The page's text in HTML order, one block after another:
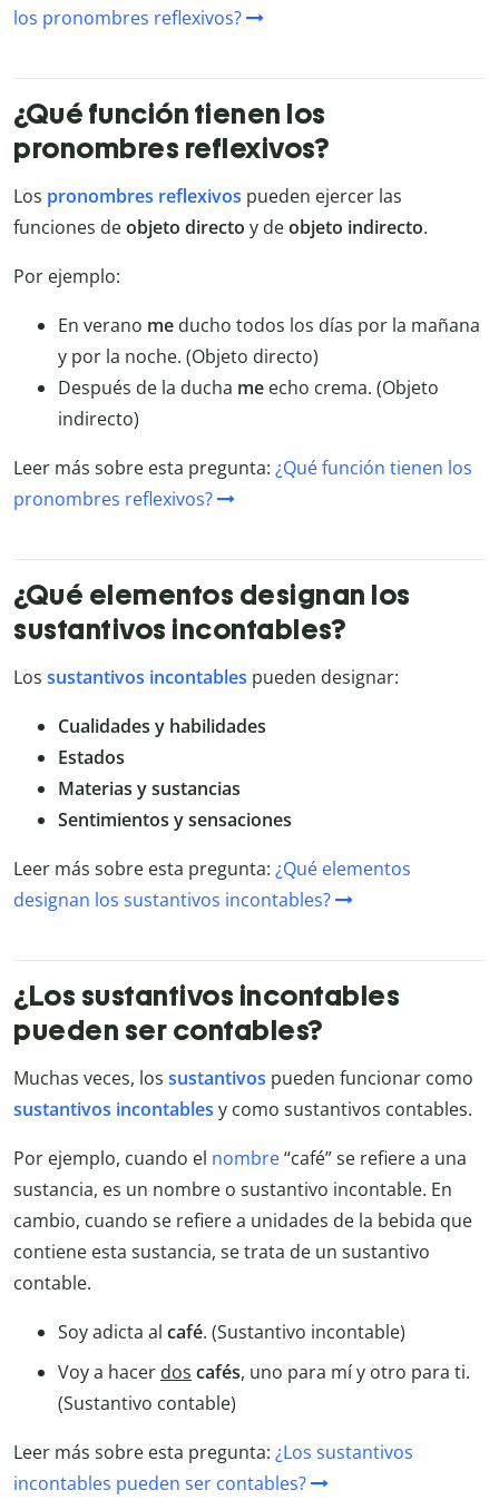
los pronombres reflexivos?
¿Qué función tienen los
pronombres reflexivos?
Los pronombres reflexivos pueden ejercer las
funciones deobjeto directo y deobjeto indirecto.
Por ejemplo:
En verano me ducho todos los días por la mañana
y por la noche. (Objeto directo)
Después de la ducha me echo crema. (Objeto
indirecto)
Leer más sobre esta pregunta: ¿Qué función tienen los
pronombres reflexivos?
¿Qué elementos designan los
sustantivos incontables?
Los sustantivos incontables pueden designar:
Cualidades y habilidades
Estados
Materias y sustancias
Sentimientos y sensaciones
Leer más sobre esta pregunta: ¿Qué elementos
designan los sustantivos incontables?
¿Los sustantivos incontables
pueden ser contables?
Muchas veces, los sustantivos pueden funcionar como
sustantivos incontables y como sustantivos contables.
Por ejemplo, cuando el nombre“café” se refiere a una
sustancia, es un nombre o sustantivo incontable. En
cambio, cuando se refiere a unidades de la bebida que
contiene esta sustancia, se trata de un sustantivo
contable.
Soy adicta al café. (Sustantivo incontable)
Voy a hacer dos cafés, uno para mí y otro para ti.
(Sustantivo contable)
Leer más sobre esta pregunta: ¿Los sustantivos
incontables pueden ser contables?